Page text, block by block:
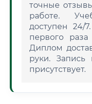
точные
работе.
доступен 24/
первого раза
Диплом
руки.
присутствует.